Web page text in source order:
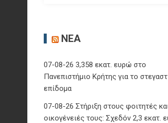
ΝΈΑ
07-08-26 3,358 εκατ. ευρώ στο
Πανεπιστήμιο Κρήτης για το
επίδομα
07-08-26 Στήριξη στους φοιτητές
οικογένειές τους: Σχεδόν 2,3 εκατ.